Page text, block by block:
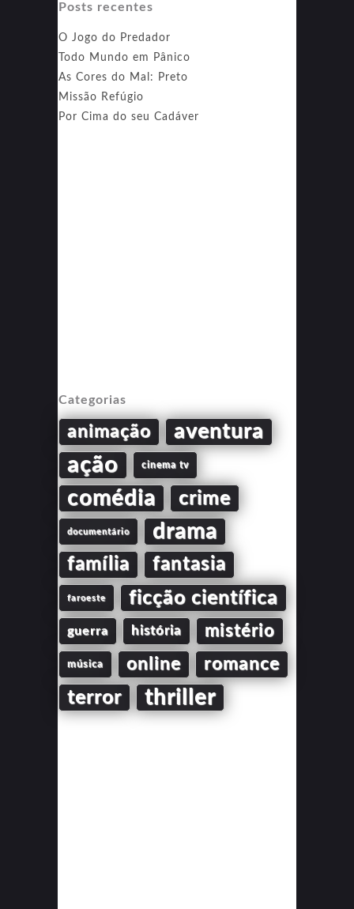
Posts recentes
O Jogo do Predador
Todo Mundo em Pânico
As Cores do Mal: Preto
Missão Refúgio
Por Cima do seu Cadáver
Categorias
animação aventura
ação cinema tv
comédia crime
documentário drama
família fantasia
faroeste ficção científica
guerra história mistério
música online romance
terror thriller